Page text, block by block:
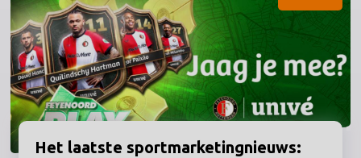
Vlaanderen die morgen verreden wordt, zal
Visma | Lease a Bike in het eerste speciale tenue
van het seizoen te zien zijn: 'The Wingbeat'.
Het laatste sportmarketingnieuws: